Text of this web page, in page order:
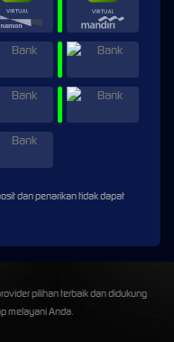
dan penarikan tidak dapat
pilihan terbaik dan didukung
melayani Anda.